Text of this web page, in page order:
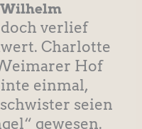
Wilhelm
verlief
Charlotte
Hof
einmal,
seien
gewesen.